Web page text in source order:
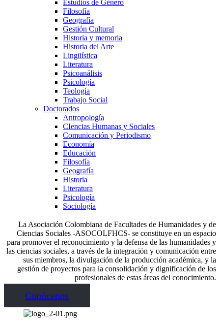
Estudios de Género
Filosofía
Geografía
Gestión Cultural
Historia y memoria
Historia del Arte
Lingüística
Literatura
Psicoanálisis
Psicología
Teología
Trabajo Social
Doctorados
Antropología
CIencias Humanas y Sociales
Comunicación y Periodismo
Economía
Educación
Filosofía
Geografía
Historia
Literatura
Psicología
Sociología
La Asociación Colombiana de Facultades de Humanidades y de
Ciencias Sociales -ASOCOLFHCS- se constituye en un espacio
para promover el reconocimiento y la defensa de las humanidades y
las ciencias sociales, a través de la integración y comunicación entre
sus miembros, la divulgación de la producción académica, y la
gestión de proyectos para la consolidación y dignificación de los
profesionales de estas áreas del conocimiento.
Conócenos